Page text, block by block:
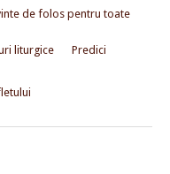
de folos pentru toate
liturgice
Predici